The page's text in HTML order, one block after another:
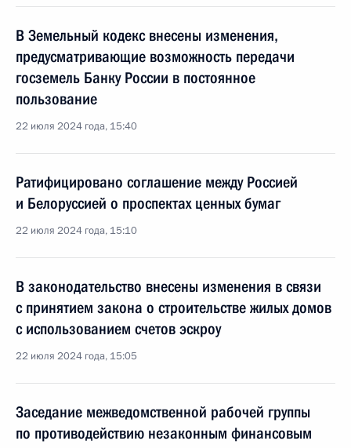
В Земельный кодекс внесены изменения,
предусматривающие возможность передачи
госземель Банку России в постоянное
пользование
22 июля 2024 года, 15:40
Ратифицировано соглашение между Россией
и Белоруссией о проспектах ценных бумаг
22 июля 2024 года, 15:10
В законодательство внесены изменения в связи
с принятием закона о строительстве жилых домов
с использованием счетов эскроу
22 июля 2024 года, 15:05
Заседание межведомственной рабочей группы
по противодействию незаконным финансовым